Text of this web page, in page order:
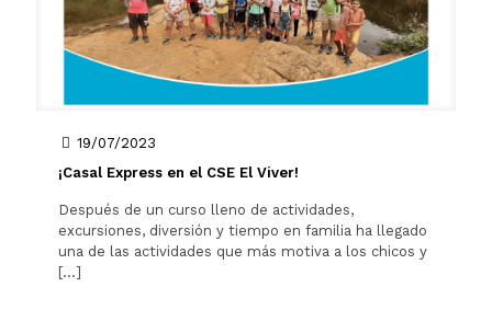
19/07/2023
¡Casal Express en el CSE El Viver!
Después de un curso lleno de actividades,
excursiones, diversión y tiempo en familia ha llegado
una de las actividades que más motiva a los chicos y
[…]